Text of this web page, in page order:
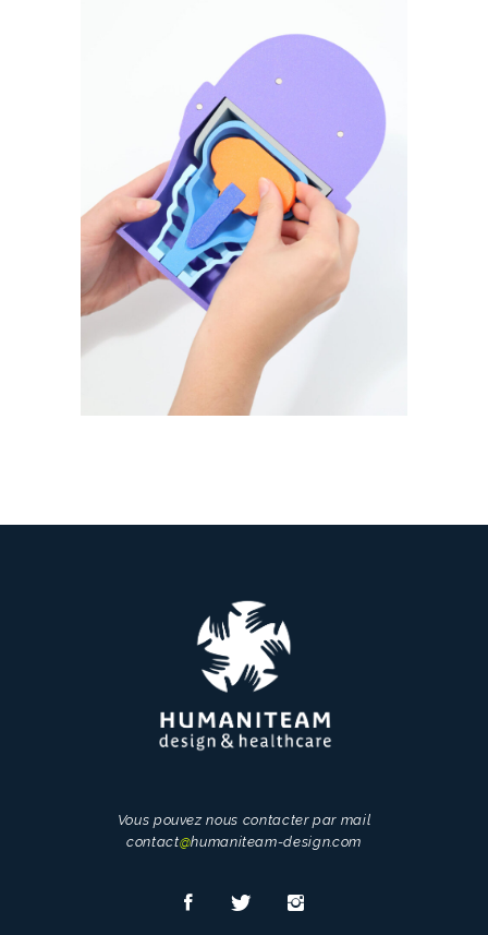
Expliquer Chiari et les
malformations
vertébrales et
médullaires rares @
CHU de Bicêtre AP-HP
Fablab hospitalier
Vous pouvez nous contacter par mail
contact@humaniteam-design.com